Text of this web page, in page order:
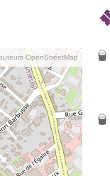
OpenStreetMap